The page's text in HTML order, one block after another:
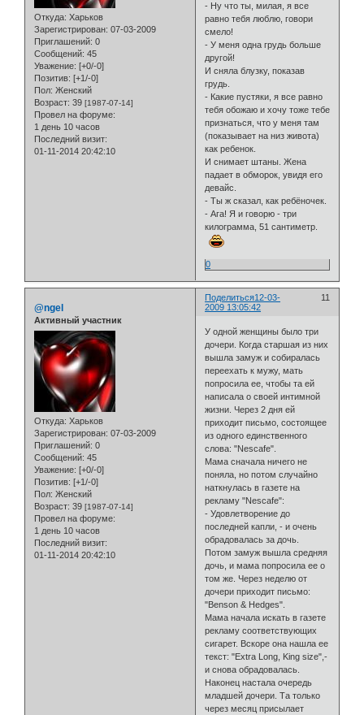
Откуда: Харьков
Зарегистрирован: 07-03-2009
Приглашений: 0
Сообщений: 45
Уважение: [+0/-0]
Позитив: [+1/-0]
Пол: Женский
Возраст: 39 [1987-07-14]
Провел на форуме:
1 день 10 часов
Последний визит:
01-11-2014 20:42:10
- Ну что ты, милая, я все
равно тебя люблю, говори
смело!
- У меня одна грудь больше
другой!
И сняла блузку, показав
грудь.
- Какие пустяки, я все равно
тебя обожаю и хочу тоже тебе
признаться, что у меня там
(показывает на низ живота)
как ребенок.
И снимает штаны. Жена
падает в обморок, увидя его
девайс.
- Ты ж сказал, как ребёночек.
- Ага! Я и говорю - три
килограмма, 51 сантиметр.
0
Поделиться 11
12-03-
2009 13:05:42
@ngel
Активный участник
Откуда: Харьков
Зарегистрирован: 07-03-2009
Приглашений: 0
Сообщений: 45
Уважение: [+0/-0]
Позитив: [+1/-0]
Пол: Женский
Возраст: 39 [1987-07-14]
Провел на форуме:
1 день 10 часов
Последний визит:
01-11-2014 20:42:10
У одной женщины было три
дочери. Когда старшая из них
вышла замуж и собиралась
переехать к мужу, мать
попросила ее, чтобы та ей
написала о своей интимной
жизни. Через 2 дня ей
приходит письмо, состоящее
из одного единственного
слова: "Nescafe".
Мама сначала ничего не
поняла, но потом случайно
наткнулась в газете на
рекламу "Nescafe":
- Удовлетворение до
последней капли, - и очень
обрадовалась за дочь.
Потом замуж вышла средняя
дочь, и мама попросила ее о
том же. Через неделю от
дочери приходит письмо:
"Benson & Hedges".
Мама начала искать в газете
рекламу соответствующих
сигарет. Вскоре она нашла ее
текст: "Extra Long, King size",-
и снова обрадовалась.
Наконец настала очередь
младшей дочери. Та только
через месяц присылает